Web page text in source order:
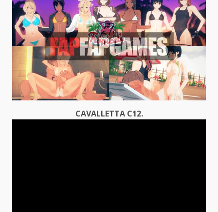
CAVALLETTA C12.